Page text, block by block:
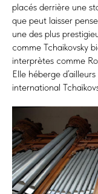
placés derrière une
que peut laisser
une des plus
comme Tchaikovsky
interprètes comme
Elle héberge
international